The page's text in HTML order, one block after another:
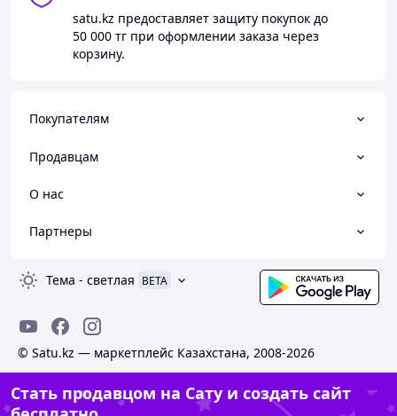
satu.kz предоставляет защиту покупок до
50 000 тг при оформлении заказа через
корзину.
Покупателям
Продавцам
О нас
Партнеры
Тема - светлая BETA
© Satu.kz — маркетплейс Казахстана, 2008-2026
Стать продавцом на Сату и создать сайт